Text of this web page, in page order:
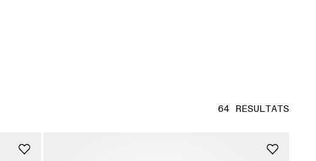
64 RÉSULTATS